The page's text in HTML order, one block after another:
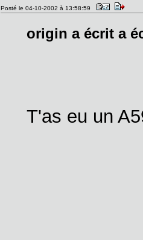
Posté le 04-10-2002 à 13:58:59
origin a écrit a
T'as eu un